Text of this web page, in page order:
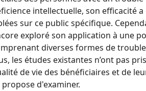
intellectuelle, son efficacité
sur ce public spécifique.
exploré son application à une
diverses formes de
les études existantes n’ont pas
de vie des bénéficiaires et de
propose d'examiner.